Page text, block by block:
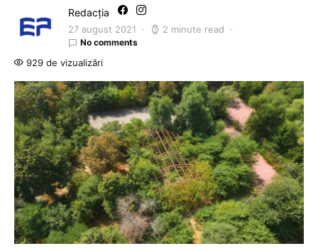
Redacția
27 august 2021 2 minute read
No comments
929 de vizualizări